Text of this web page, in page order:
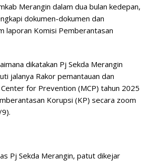
Merangin dalam dua bulan kedepan,
dokumen-dokumen dan
laporan Komisi Pemberantasan
dikatakan Pj Sekda Merangin
jalanya Rakor pemantauan dan
for Prevention (MCP) tahun 2025
Korupsi (KP) secara zoom
Pj Sekda Merangin, patut dikejar